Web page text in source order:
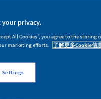
漆产品
your privacy.
All Cookies”, you agree to the
marketing efforts.
了解更多Cookie信
Settings